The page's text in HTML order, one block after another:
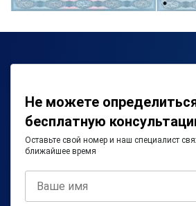
Не можете
бесплатную
Оставьте свой номер и наш специалист
ближайшее время